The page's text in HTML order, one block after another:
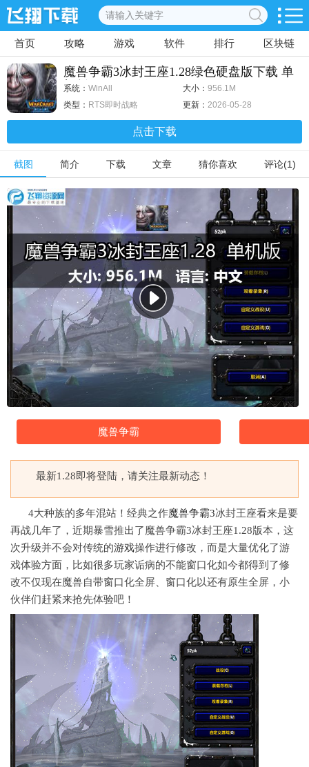
首页 攻略 游戏 软件 排行 区块链
魔兽争霸3冰封王座1.28绿色硬盘版下载 单
机版
系统： WinAll 大小： 956.1M
类型： RTS即时战略 更新： 2026-05-28
点击下载
截图 简介 下载 文章 猜你喜欢 评论(1)
魔兽争霸
最新1.28即将登陆，请关注最新动态！
4大种族的多年混站！经典之作魔兽争霸3冰封王座看来是要
再战几年了，近期暴雪推出了魔兽争霸3冰封王座1.28版本，这
次升级并不会对传统的游戏操作进行修改，而是大量优化了游
戏体验方面，比如很多玩家诟病的不能窗口化如今都得到了修
改不仅现在魔兽自带窗口化全屏、窗口化以还有原生全屏，小
伙伴们赶紧来抢先体验吧！